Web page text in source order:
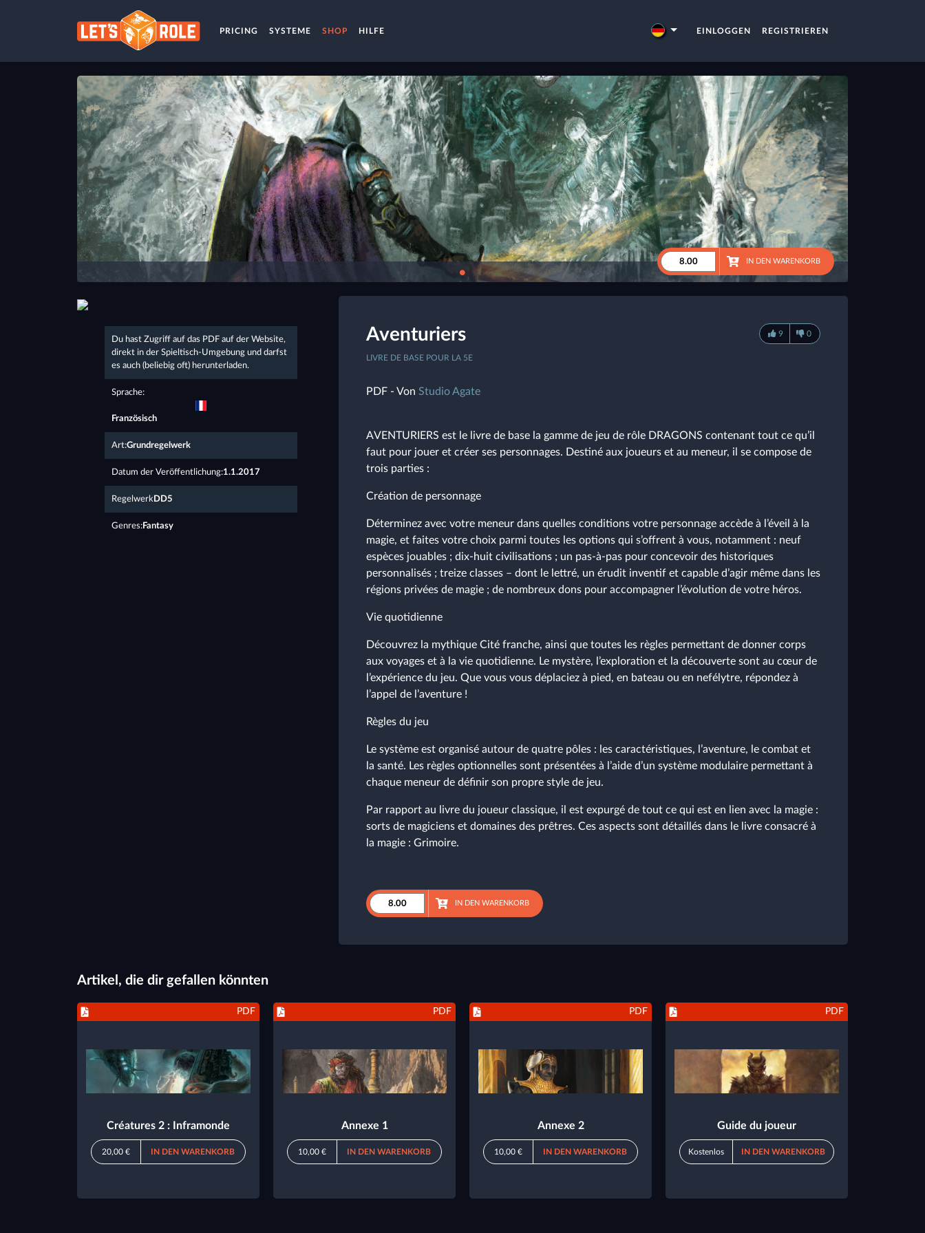
PRICING SYSTEME SHOP HILFE EINLOGGEN REGISTRIEREN
●
IN DEN WARENKORB
Du hast Zugriff auf das PDF auf der Website,
direkt in der Spieltisch-Umgebung und darfst
es auch (beliebig oft) herunterladen.
Sprache:
Französisch
Art:Grundregelwerk
Datum der Veröffentlichung:1.1.2017
RegelwerkDD5
Genres:Fantasy
Aventuriers
LIVRE DE BASE POUR LA 5E
PDF - Von Studio Agate
9 0
AVENTURIERS est le livre de base la gamme de jeu de rôle DRAGONS contenant tout ce qu’il
faut pour jouer et créer ses personnages. Destiné aux joueurs et au meneur, il se compose de
trois parties :
Création de personnage
Déterminez avec votre meneur dans quelles conditions votre personnage accède à l’éveil à la
magie, et faites votre choix parmi toutes les options qui s’offrent à vous, notamment : neuf
espèces jouables ; dix-huit civilisations ; un pas-à-pas pour concevoir des historiques
personnalisés ; treize classes – dont le lettré, un érudit inventif et capable d’agir même dans les
régions privées de magie ; de nombreux dons pour accompagner l’évolution de votre héros.
Vie quotidienne
Découvrez la mythique Cité franche, ainsi que toutes les règles permettant de donner corps
aux voyages et à la vie quotidienne. Le mystère, l’exploration et la découverte sont au cœur de
l’expérience du jeu. Que vous vous déplaciez à pied, en bateau ou en nefélytre, répondez à
l’appel de l’aventure !
Règles du jeu
Le système est organisé autour de quatre pôles : les caractéristiques, l’aventure, le combat et
la santé. Les règles optionnelles sont présentées à l’aide d’un système modulaire permettant à
chaque meneur de définir son propre style de jeu.
Par rapport au livre du joueur classique, il est expurgé de tout ce qui est en lien avec la magie :
sorts de magiciens et domaines des prêtres. Ces aspects sont détaillés dans le livre consacré à
la magie : Grimoire.
IN DEN WARENKORB
Artikel, die dir gefallen könnten
PDF
Créatures 2 : Inframonde
20,00 € IN DEN WARENKORB
PDF
Annexe 1
10,00 € IN DEN WARENKORB
PDF
Annexe 2
10,00 € IN DEN WARENKORB
PDF
Guide du joueur
Kostenlos IN DEN WARENKORB